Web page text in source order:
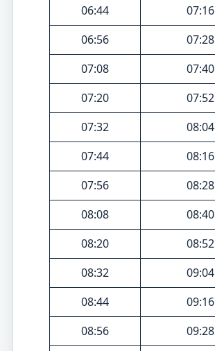
06:44
07:16
06:56
07:28
07:08
07:40
07:20
07:52
07:32
08:04
07:44
08:16
07:56
08:28
08:08
08:40
08:20
08:52
08:32
09:04
08:44
09:16
08:56
09:28